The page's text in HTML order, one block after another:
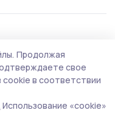
Продолжая
свое
cookie в соответствии
Использование «cookie»